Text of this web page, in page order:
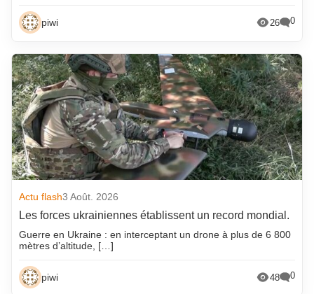
piwi 26 0
Actu flash3 Août. 2026
Les forces ukrainiennes établissent un record mondial.
Guerre en Ukraine : en interceptant un drone à plus de 6 800
mètres d’altitude, […]
piwi 48 0